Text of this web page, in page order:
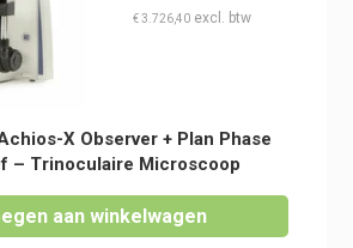
€3.726,40
X Observer + Plan Phase
– Trinoculaire Microscoop
aan winkelwagen